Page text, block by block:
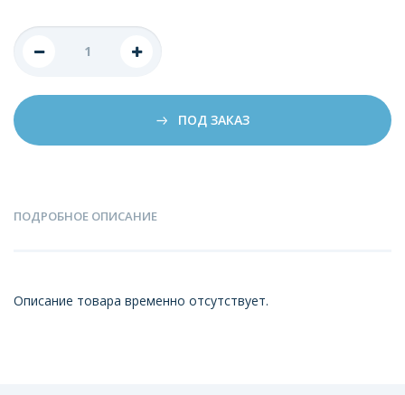
ПОД ЗАКАЗ
ПОДРОБНОЕ ОПИСАНИЕ
Описание товара временно отсутствует.